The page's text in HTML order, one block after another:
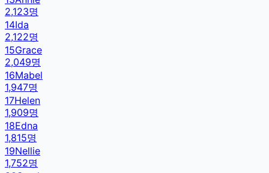
2,123명
14Ida
2,122명
15Grace
2,049명
16Mabel
1,947명
17Helen
1,909명
18Edna
1,815명
19Nellie
1,752명